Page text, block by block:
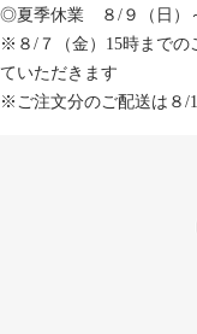
◎夏季休業 ８/９（日）
※８/７（金）15時までの
ていただきます
※ご注文分のご配送は８/